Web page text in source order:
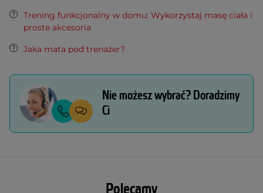
Trening funkcjonalny w domu: Wykorzystaj masę ciała i
proste akcesoria
Jaka mata pod trenażer?
Nie możesz wybrać? Doradzimy
Ci